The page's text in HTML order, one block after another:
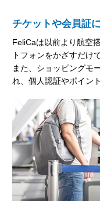
チケットや会員証に
FeliCaは以前より航空
トフォンをかざすだけ
また、ショッピングモ
れ、個人認証やポイン